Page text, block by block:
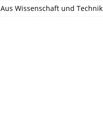
Aus Wissenschaft und Technik